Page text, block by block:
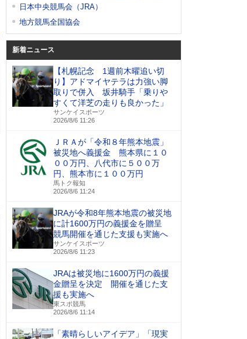
日本中央競馬会（JRA）
地方競馬全国協会
新着ニュース
【札幌記念 1週前木曜追い切
り】アドマイヤテラは力強い脚
取りで併入 坂井騎手「乗りや
すくて洋芝の走りも良かった」
サンケイスポーツ
2026/8/6 11:26
ＪＲＡが「令和８年熊本地震」
被災地へ義援金 熊本県に１０
００万円、八代市に５００万
円、熊本市に１００万円
馬トク報知
2026/8/6 11:24
JRAが令和8年熊本地震の被災地
に計1600万円の義援金を贈呈
競馬開催を通じた支援も実施へ
サンケイスポーツ
2026/8/6 11:23
JRAは被災地に1600万円の義援
金贈呈を決定 開催を通じた支
援も実施へ
東スポ競馬
2026/8/6 11:14
「素晴らしいアイデア」「現実